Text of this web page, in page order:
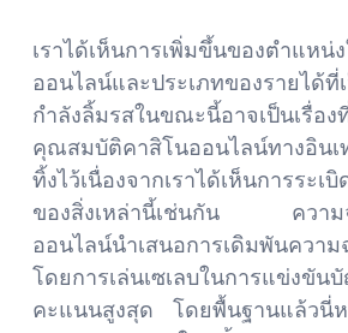
เราได้เห็นการเพิ่มขึ้นของตำแหน่
ออนไลน์และประเภทของรายได้ที่
กำลังลิ้มรสในขณะนี้อาจเป็นเรื่อง
คุณสมบัติคาสิโนออนไลน์ทางอินเ
ทิ้งไว้เนื่องจากเราได้เห็นการระเบิ
ของสิ่งเหล่านี้เช่นกัน ความจ
ออนไลน์นำเสนอการเดิมพันความ
โดยการเล่นเซเลบในการแข่งขัน
คะแนนสูงสุด โดยพื้นฐานแล้วนี่